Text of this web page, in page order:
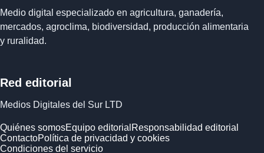
Medio digital especializado en agricultura, ganadería,
mercados, agroclima, biodiversidad, producción alimentaria
y ruralidad.
Red editorial
Medios Digitales del Sur LTD
Quiénes somosEquipo editorial Responsabilidad editorial
ContactoPolítica de privacidad y cookies
Condiciones del servicio